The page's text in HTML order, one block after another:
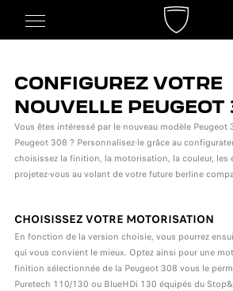
CONFIGUREZ VOTRE
NOUVELLE PEUGEOT
Vous êtes intéressé par le nouveau modèle Peugeot
Peugeot 308 ? Personnalisez-le grâce au
choisissez la finition, la motorisation, la couleur, les
projetez-vous au volant de votre future berline
CHOISISSEZ VOTRE MOTORISATION
En fonction de la version choisie, vous pourrez
qui vous convient le mieux. Optez ainsi pour une
finition sélectionnée de la Peugeot 308 vous le
Puretech 110/130 ou BlueHDi 130 équipés du